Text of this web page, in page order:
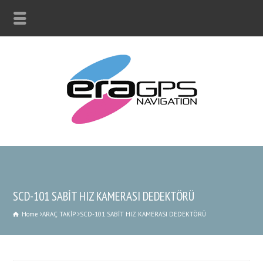
SCD-101 SABİT HIZ KAMERASI DEDEKTÖRÜ
Home ARAÇ TAKİP SCD-101 SABİT HIZ KAMERASI DEDEKTÖRÜ